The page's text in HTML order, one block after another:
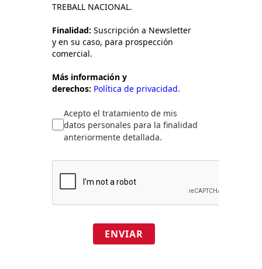
TREBALL NACIONAL.
Finalidad: Suscripción a Newsletter
y en su caso, para prospección
comercial.
Más información y
derechos: Política de privacidad.
Acepto el tratamiento de mis
datos personales para la finalidad
anteriormente detallada.
ENVIAR